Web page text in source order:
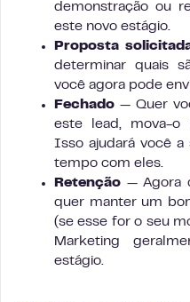
demonstração ou
este novo estágio.
Proposta
determinar quais
você agora pode
Fechado — Quer
este lead, mova-o
Isso ajudará você a
tempo com eles.
Retenção — Agora
quer manter um
(se esse for o seu
Marketing
estágio.